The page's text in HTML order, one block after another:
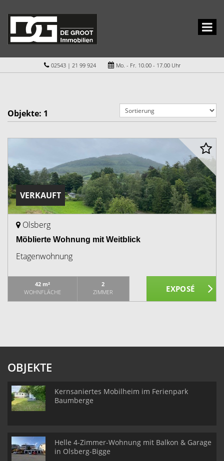
02543 | 21 99 924 Mo. - Fr. 10.00 - 17.00 Uhr
Objekte: 1
VERKAUFT
Olsberg
Möblierte Wohnung mit Weitblick
Etagenwohnung
42 m²
WOHNFLÄCHE
2
ZIMMER
OBJEKTE
Kernsaniertes Mobilheim im Ferienpark
Baumberge
Helle 4-Zimmer-Wohnung mit Balkon & Garage
in Olsberg-Bigge